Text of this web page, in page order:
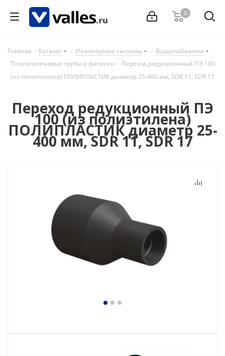
0
Главная - Каталог - Инженерные системы - Водоснабжение
-
Полиэтиленовые трубы и фитинги - Переход редукционный ПЭ 100
(из полиэтилена) ПОЛИПЛАСТИК диаметр 25-400 мм, SDR 11, SDR 17
Переход редукционный ПЭ
100 (из полиэтилена)
ПОЛИПЛАСТИК диаметр 25-
400 мм, SDR 11, SDR 17